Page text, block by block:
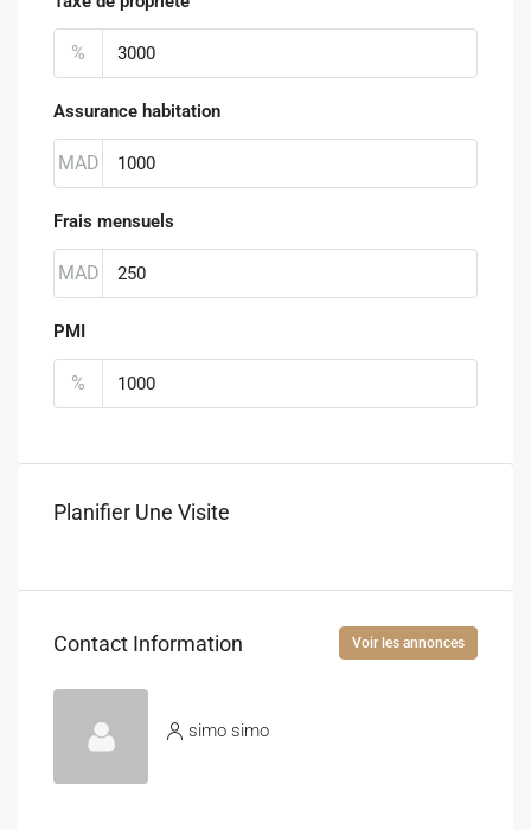
%
Assurance habitation
MAD
Frais mensuels
MAD
PMI
%
Planifier Une Visite
Contact Information Voir les annonces
simo simo